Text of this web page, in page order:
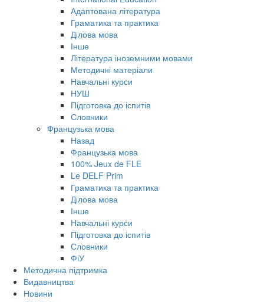
Адаптована література
Граматика та практика
Ділова мова
Інше
Література іноземними мовами
Методичні матеріали
Навчальні курси
НУШ
Підготовка до іспитів
Словники
Французька мова
Назад
Французька мова
100% Jeux de FLE
Le DELF Prim
Граматика та практика
Ділова мова
Інше
Навчальні курси
Підготовка до іспитів
Словники
ФіУ
Методична підтримка
Видавництва
Новини